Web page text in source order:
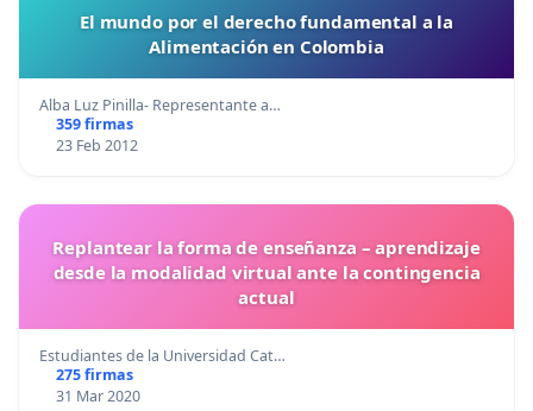
El mundo por el derecho fundamental a la
Alimentación en Colombia
Alba Luz Pinilla- Representante a…
359 firmas
23 Feb 2012
Replantear la forma de enseñanza – aprendizaje
desde la modalidad virtual ante la contingencia
actual
Estudiantes de la Universidad Cat…
275 firmas
31 Mar 2020